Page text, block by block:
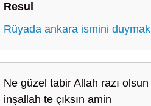
Resul
Rüyada ankara ismini duymak
Ne güzel tabir Allah razı olsun
inşallah te çıksın amin